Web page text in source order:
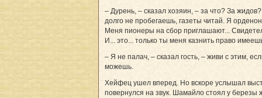
– Дурень, – сказал хозяин, – за что? За
долго не пробегаешь, газеты читай. Я
Меня пионеры на сбор приглашают...
И... это... только ты меня казнить право
– Я не палач, – сказал гость, – живи с этим,
можешь.
Хейфец ушел вперед. Но вскоре услышал
повернулся на звук. Шамайло стоял у березы